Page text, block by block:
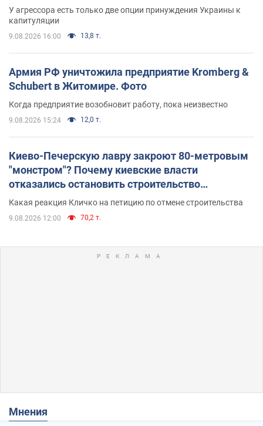
У агрессора есть только две опции принуждения Украины к
капитуляции
9.08.2026 16:00 13,8 т.
Армия РФ уничтожила предприятие Kromberg &
Schubert в Житомире. Фото
Когда предприятие возобновит работу, пока неизвестно
9.08.2026 15:24 12,0 т.
Киево-Печерскую лавру закроют 80-метровым
"монстром"? Почему киевские власти
отказались остановить строительство
небоскреба "московского верующего"
Какая реакция Кличко на петицию по отмене строительства
9.08.2026 12:00 70,2 т.
Мнения